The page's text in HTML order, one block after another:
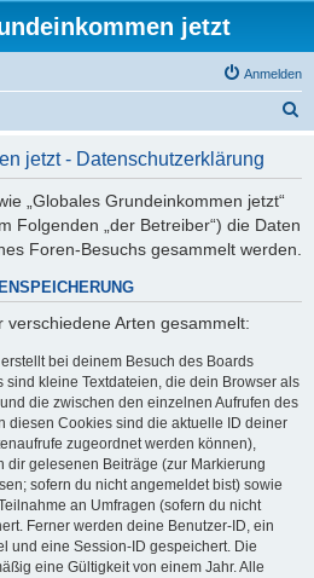
jetzt
Anmelden
jetzt - Datenschutzerklärung
„Globales Grundeinkommen jetzt“
Folgenden „der Betreiber“) die Daten
Foren-Besuchs gesammelt werden.
Arten gesammelt:
bei deinem Besuch des Boards
sind kleine Textdateien, die dein Browser als
die zwischen den einzelnen Aufrufen des
diesen Cookies sind die aktuelle ID deiner
zugeordnet werden können),
dir gelesenen Beiträge (zur Markierung
sofern du nicht angemeldet bist) sowie
an Umfragen (sofern du nicht
Ferner werden deine Benutzer-ID, ein
und eine Session-ID gespeichert. Die
eine Gültigkeit von einem Jahr. Alle